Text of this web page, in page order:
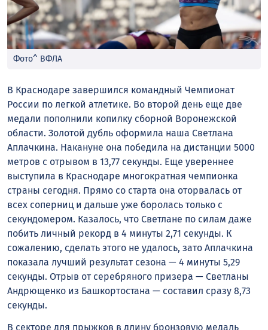
Фото^ ВФЛА
В Краснодаре завершился командный Чемпионат
России по легкой атлетике. Во второй день еще две
медали пополнили копилку сборной Воронежской
области. Золотой дубль оформила наша Светлана
Аплачкина. Накануне она победила на дистанции 5000
метров с отрывом в 13,77 секунды. Еще увереннее
выступила в Краснодаре многократная чемпионка
страны сегодня. Прямо со старта она оторвалась от
всех соперниц и дальше уже боролась только с
секундомером. Казалось, что Светлане по силам даже
побить личный рекорд в 4 минуты 2,71 секунды. К
сожалению, сделать этого не удалось, зато Аплачкина
показала лучший результат сезона — 4 минуты 5,29
секунды. Отрыв от серебряного призера — Светланы
Андрющенко из Башкортостана — составил сразу 8,73
секунды.
В секторе для прыжков в длину бронзовую медаль